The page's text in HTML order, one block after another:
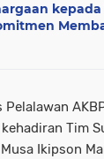
kepada
Pelalawan
Tim
Ikipson